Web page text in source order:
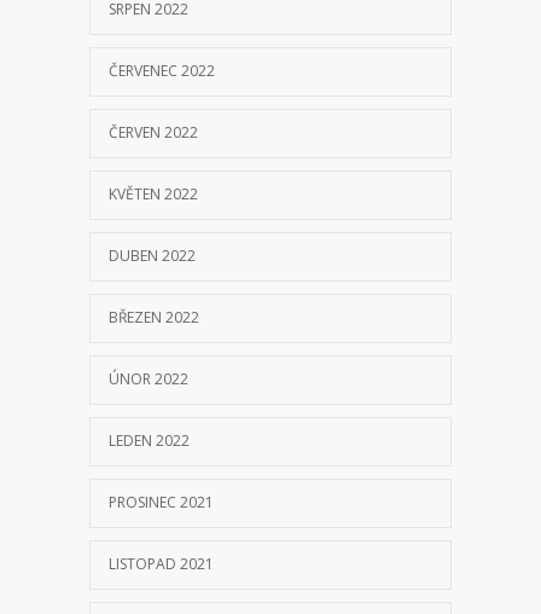
SRPEN 2022
ČERVENEC 2022
ČERVEN 2022
KVĚTEN 2022
DUBEN 2022
BŘEZEN 2022
ÚNOR 2022
LEDEN 2022
PROSINEC 2021
LISTOPAD 2021